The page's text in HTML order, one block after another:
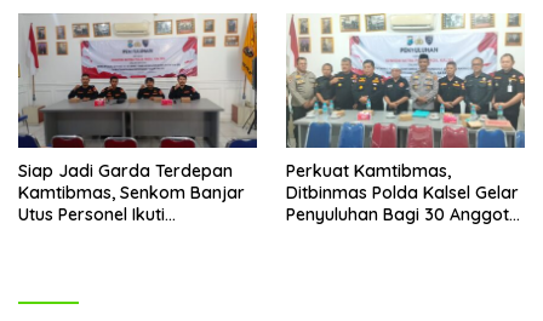
Siap Jadi Garda Terdepan
Kamtibmas, Senkom Banjar
Utus Personel Ikuti
Perkuat Kamtibmas,
Ditbinmas Polda Kalsel Gelar
Penyuluhan Bagi 30 Anggota